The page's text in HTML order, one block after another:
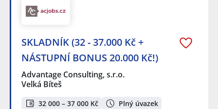
SKLADNÍK (32 - 37.000 Kč +
NÁSTUPNÍ BONUS 20.000 Kč!)
Advantage Consulting, s.r.o.
Velká Bíteš
32 000 – 37 000 Kč
Plný úvazek